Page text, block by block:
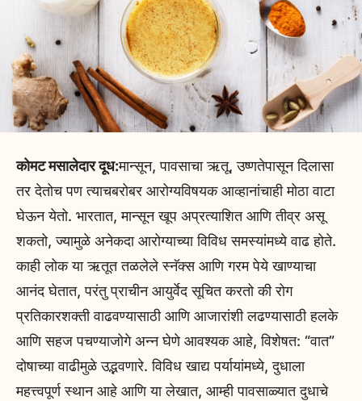
कोमट मसालेदार दूध:मान्सून, पावसाचा ऋतू, उष्णतेपासून दिलासा
तर देतोच पण त्याचबरोबर आरोग्यविषयक आव्हानांचाही मोठा वाटा
घेऊन येतो. भारतात, मान्सून खूप अप्रत्याशित आणि तीव्र असू
शकतो, ज्यामुळे अनेकदा आरोग्याच्या विविध समस्यांमध्ये वाढ होते.
काही लोक या ऋतूत तळलेले स्नॅक्स आणि गरम पेये खाण्याचा
आनंद घेतात, परंतु प्राचीन आयुर्वेद सूचित करतो की रोग
प्रतिकारशक्ती वाढवण्यासाठी आणि आजारांशी लढण्यासाठी हलके
आणि सहज पचण्याजोगे अन्न घेणे आवश्यक आहे, विशेषत: “वात”
दोषाच्या वाढीमुळे उद्भवणारे. विविध खाद्य पर्यायांमध्ये, दुधाला
महत्त्वपूर्ण स्थान आहे आणि या लेखात, आम्ही पावसाळ्यात दुधाचे